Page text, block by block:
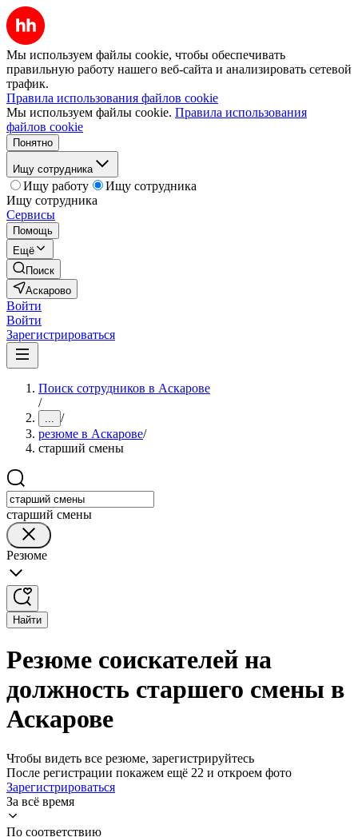
Мы используем файлы cookie, чтобы обеспечивать
правильную работу нашего веб-сайта и анализировать сетевой
трафик.
Правила использования файлов cookie
Мы используем файлы cookie. Правила использования
файлов cookie
Понятно
Ищу сотрудника
Ищу работу
Ищу сотрудника
Ищу сотрудника
Сервисы
Помощь
Ещё
Поиск
Аскарово
Войти
Войти
Зарегистрироваться
Поиск сотрудников в Аскарове
/
... /
резюме в Аскарове/
старший смены
старший смены
Резюме
Найти
Резюме соискателей на
должность старшего смены в
Аскарове
Чтобы видеть все резюме, зарегистрируйтесь
После регистрации покажем ещё 22 и откроем фото
Зарегистрироваться
За всё время
По соответствию